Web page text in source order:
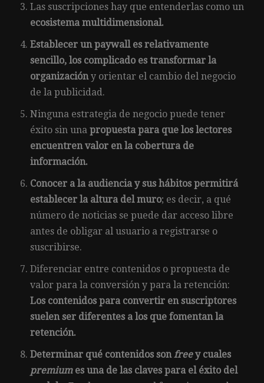
Las suscripciones hay que entenderlas como un
ecosistema multidimensional.
Establecer un paywall es relativamente
sencillo, los complicado es transformar la
organizacióny orientar el cambio del negocio
de la publicidad.
Ninguna estrategia de negocio puede tener
éxito sin una propuesta para que los lectores
encuentren valor en la cobertura de
información.
Conocer a la audiencia y sus hábitos permitirá
establecer la altura del muro; es decir, a qué
número de noticias se puede dar acceso libre
antes de obligar al usuario a registrarse o
suscribirse.
Diferenciar entre contenidos o propuesta de
valor para la conversión y para la retención:
Los contenidos para convertir en suscriptores
suelen ser diferentes a los que fomentan la
retención.
Determinar qué contenidos son freey cuales
premiumes una de las claves para el éxito del